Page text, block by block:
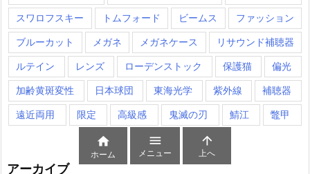
スワロフスキー トムフォード ビームス ファッション
ブルーカット メガネ メガネケース リサウンド補聴器
ルテイン レンズ ローデンストック 保護猫 偏光
加齢黄斑変性 日本球団 東海光学 紫外線 補聴器
遠近両用 限定 高級感 鬼滅の刃 鯖江 鼈甲
アーカイブ

ホーム

メニュー

上へ